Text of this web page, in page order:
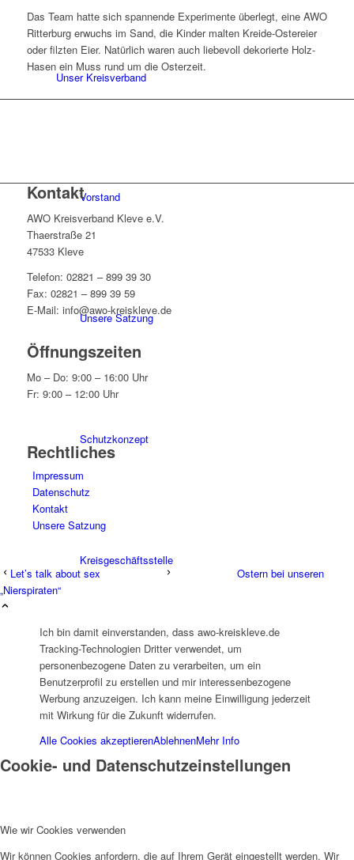
Unser Kreisverband
Vorstand
Unsere Satzung
Schutzkonzept
Kreisgeschäftsstelle
Historie
Das Team hatte sich spannende Experimente überlegt, eine AWO
Ritterburg erwuchs im Sand, die Kinder malten Kreide-Ostereier
oder filzten Eier. Natürlich waren auch liebevoll dekorierte Holz-
Hasen ein Muss rund um die Osterzeit.
Kontakt
AWO Kreisverband Kleve e.V.
Thaerstraße 21
47533 Kleve
Telefon: 02821 – 899 39 30
Fax: 02821 – 899 39 59
E-Mail: info@awo-kreiskleve.de
Öffnungszeiten
Mo – Do: 9:00 – 16:00 Uhr
Fr: 9:00 – 12:00 Uhr
Rechtliches
Impressum
Datenschutz
Kontakt
Unsere Satzung
Let’s talk about sex
Ostern bei unseren
„Nierspiraten“
Ich bin damit einverstanden, dass awo-kreiskleve.de
Tracking-Technologien Dritter verwendet, um
personenbezogene Daten zu verarbeiten, um ein
Benutzerprofil zu erstellen und mir interessenbezogene
Werbung anzuzeigen. Ich kann meine Einwilligung jederzeit
mit Wirkung für die Zukunft widerrufen.
Alle Cookies akzeptierenAblehnenMehr Info
Cookie- und Datenschutzeinstellungen
Wie wir Cookies verwenden
Wir können Cookies anfordern, die auf Ihrem Gerät eingestellt werden. Wir